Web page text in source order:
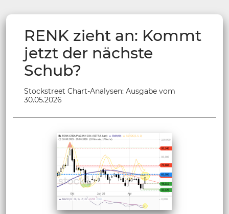
RENK zieht an: Kommt
jetzt der nächste
Schub?
Stockstreet Chart-Analysen: Ausgabe vom
30.05.2026